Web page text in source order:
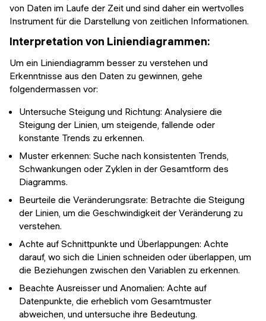
von Daten im Laufe der Zeit und sind daher ein wertvolles
Instrument für die Darstellung von zeitlichen Informationen.
Interpretation von Liniendiagrammen:
Um ein Liniendiagramm besser zu verstehen und
Erkenntnisse aus den Daten zu gewinnen, gehe
folgendermassen vor:
Untersuche Steigung und Richtung: Analysiere die
Steigung der Linien, um steigende, fallende oder
konstante Trends zu erkennen.
Muster erkennen: Suche nach konsistenten Trends,
Schwankungen oder Zyklen in der Gesamtform des
Diagramms.
Beurteile die Veränderungsrate: Betrachte die Steigung
der Linien, um die Geschwindigkeit der Veränderung zu
verstehen.
Achte auf Schnittpunkte und Überlappungen: Achte
darauf, wo sich die Linien schneiden oder überlappen, um
die Beziehungen zwischen den Variablen zu erkennen.
Beachte Ausreisser und Anomalien: Achte auf
Datenpunkte, die erheblich vom Gesamtmuster
abweichen, und untersuche ihre Bedeutung.